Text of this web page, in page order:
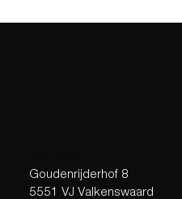
Goudenrijderhof 8
5551 VJ Valkenswaard